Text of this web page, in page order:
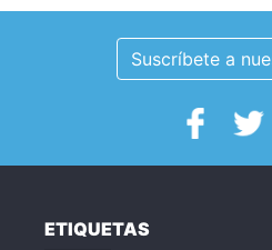
Suscríbete a
ETIQUETAS